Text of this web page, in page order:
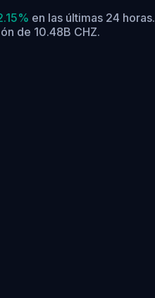
en las últimas 24 horas.
de 10.48B CHZ.